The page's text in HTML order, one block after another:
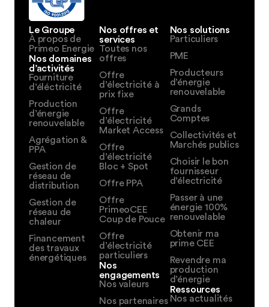
Le Groupe
À propos de
Primeo Energie
Nos domaines
d’activités
Fourniture
d’éléctricité
Production
d’énergie
renouvelable
Agrégation &
PPA
Gestion de
réseau de
distribution
Gestion de
réseau de
chaleur
Financement
des travaux
énergétiques
Nos offres et
services
Toutes nos
offres
Offre
d’électricité à
prix fixe
Offre
d’électricité
Market Access
Offre
d’électricité
Bloc + Spot
Offre PPA
Offre
PrimeoCEE
Coup de Pouce
Offre
d’électricité
particuliers
Nos
engagements
Nos valeurs
Nos partenaires
Nos solutions
Particuliers
PME
Producteurs
d’énergie
renouvelable
Grands
Comptes
Collectivités et
Marchés publics
Choisir le bon
fournisseur
d’électricité
Passer à une
énergie 100%
renouvelable
Obtenir ma
prime CEE
Revendre ma
production
d’énergie
Ressources
Nos actualités